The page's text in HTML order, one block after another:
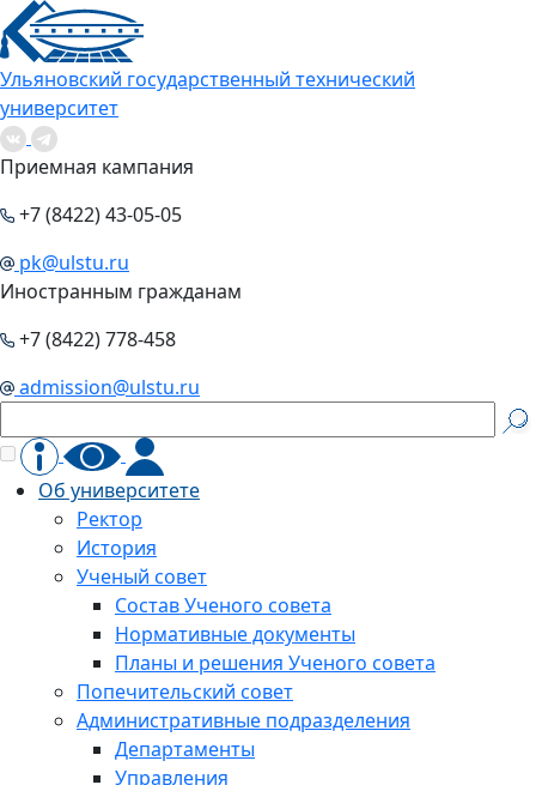
Ульяновский государственный технический
университет
Приемная кампания
+7 (8422) 43-05-05
pk@ulstu.ru
Иностранным гражданам
+7 (8422) 778-458
admission@ulstu.ru
Об университете
Ректор
История
Ученый совет
Состав Ученого совета
Нормативные документы
Планы и решения Ученого совета
Попечительский совет
Административные подразделения
Департаменты
Управления